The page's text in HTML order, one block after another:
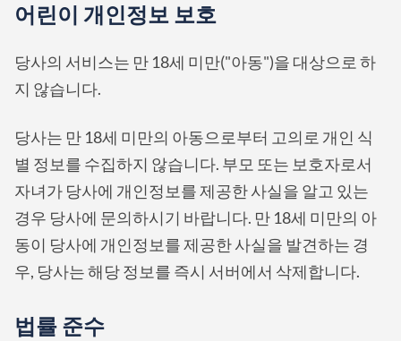
어린이 개인정보 보호
당사의 서비스는 만 18세 미만("아동")을 대상으로 하
지 않습니다.
당사는 만 18세 미만의 아동으로부터 고의로 개인 식
별 정보를 수집하지 않습니다. 부모 또는 보호자로서
자녀가 당사에 개인정보를 제공한 사실을 알고 있는
경우 당사에 문의하시기 바랍니다. 만 18세 미만의 아
동이 당사에 개인정보를 제공한 사실을 발견하는 경
우, 당사는 해당 정보를 즉시 서버에서 삭제합니다.
법률 준수